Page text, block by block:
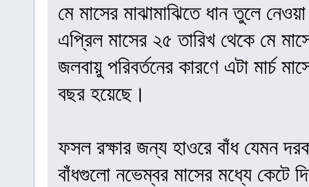
মে মাসের মাঝামাঝিতে ধান তুলে
এপ্রিল মাসের ২৫ তারিখ থেকে মে
জলবায়ু পরিবর্তনের কারণে এটা মার্চ
বছর হয়েছে।
ফসল রক্ষার জন্য হাওরে বাঁধ যেমন
বাঁধগুলো নভেম্বর মাসের মধ্যে কেটে